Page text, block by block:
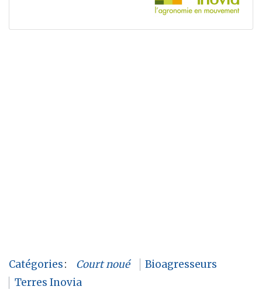
Catégories: Court noué
Bioagresseurs
Terres Inovia